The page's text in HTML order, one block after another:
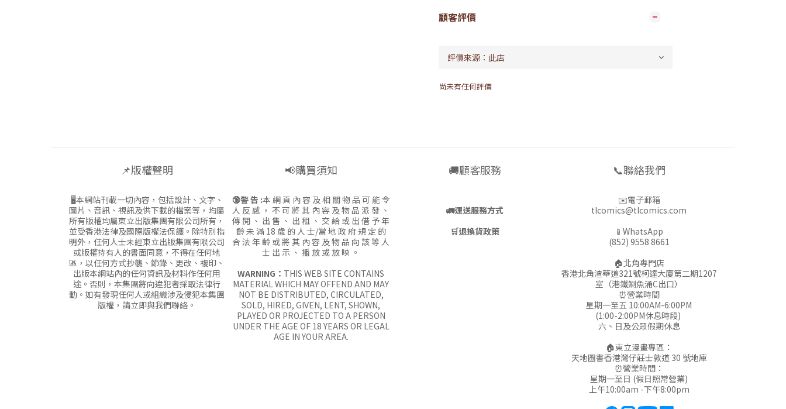
顧客評價
尚未有任何評價
📌版權聲明
🖥本網站刊載一切內容，包括設計、文字、
圖片、音訊、視訊及供下載的檔案等，均屬
所有版權均屬東立出版集團有限公司所有，
並受香港法律及國際版權法保護。除特別指
明外，任何人士未經東立出版集團有限公司
或版權持有人的書面同意，不得在任何地
區，以任何方式抄襲、節錄、更改、複印、
出版本網站內的任何資訊及材料作任何用
途。否則，本集團將向違犯者採取法律行
動。如有發現任何人或組織涉及侵犯本集團
版權，請立即與我們聯絡。
📢購買須知
🔞警 告 :本 網 頁 內 容 及 相 關 物 品 可 能 令
人 反 感 ， 不 可 將 其 內 容 及 物 品 派 發 、
傳 閱 、 出 售 、 出 租 、 交 給 或 出 借 予 年
齡 未 滿 18 歲 的 人 士/當 地 政 府 規 定 的
合 法 年 齡 或 將 其 內 容 及 物 品 向 該 等 人
士 出 示 、 播 放 或 放 映 。
WARNING： THIS WEB SITE CONTAINS
MATERIAL WHICH MAY OFFEND AND MAY
NOT BE DISTRIBUTED, CIRCULATED,
SOLD, HIRED, GIVEN, LENT, SHOWN,
PLAYED OR PROJECTED TO A PERSON
UNDER THE AGE OF 18 YEARS OR LEGAL
AGE IN YOUR AREA.
🚚顧客服務
🚛運送服務方式
🛒退換貨政策
📞聯絡我們
✉️電子郵箱
tlcomics@tlcomics.com
📱WhatsApp
(852) 9558 8661
🏠北角專門店
香港北角渣華道321號柯達大廈第二期1207
室（港鐵鰂魚涌C出口）
⏰營業時間
星期一至五 10:00AM-6:00PM
(1:00-2:00PM休息時段)
六、日及公眾假期休息
🏠東立漫畫專區：
天地圖書香港灣仔莊士敦道 30 號地庫
⏰營業時間：
星期一至日 (假日照常營業)
上午10:00am -下午8:00pm